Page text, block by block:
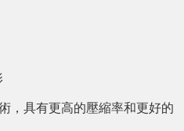
，具有更高的壓縮率和更好的